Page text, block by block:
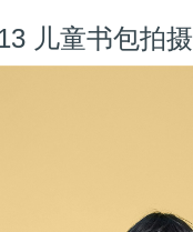
儿童书包拍摄